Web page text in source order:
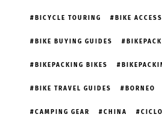
BICYCLE TOURING BIKE
BIKE BUYING GUIDES
BIKEPACKING BIKES
BIKE TRAVEL GUIDES BORNEO
CAMPING GEAR CHINA